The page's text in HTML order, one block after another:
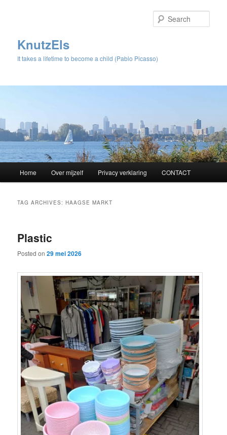
KnutzEls
It takes a lifetime to become a child (Pablo Picasso)
Skip
content
Skip
content
Home Over mijzelf Privacy verklaring CONTACT
TAG ARCHIVES:HAAGSE MARKT
Plastic
Posted on29 mei 2026